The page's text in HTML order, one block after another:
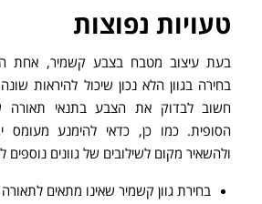
טעויות נפוצות
בעת עיצוב מטבח בצבע קשמיר, אחת
בחירה בגוון הלא נכון שיכול להיראות
חשוב לבדוק את הצבע בתנאי תאורה
הסופית. כמו כן, כדאי להימנע
ולהשאיר מקום לשילובים של גוונים נוספים
בחירת גוון קשמיר שאינו מתאים